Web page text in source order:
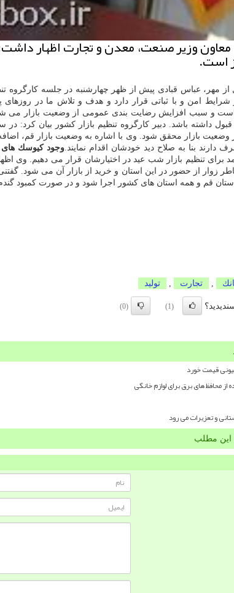
وزیر صنعت، معدن و تجارت اظهار داشت:
است.
مهر، عباس قبادی پیش از ظهر چهارشنبه در جلسه كارگروه
امن و با ثباتی قرار دارد و هدف و تلاش ما در
است و سبب افزایش رضایت بندی عمومی از وضعیت بازار می
داشته باشد. دبیر كارگروه تنظیم بازار كشور بیان كرد: در
بازار محقق شود. وی با اشاره به وضعیت بازار قم، اضافه
دارند بنا به صلاح دید خودشان اقدام نمایند. وجود كیوسك
برای تنظیم بازار شب عید در اختیارشان قرار می دهیم.
از حضور در این استان و خرید از بازار آن می شود.
استان قم و همه استان های كشور اجرا شود و در صورت كمبود
, تجارت , تولید
(1)
(0)
محافظ های برق برای لوازم خانگی
و تعزیرات می رود
این مطلب